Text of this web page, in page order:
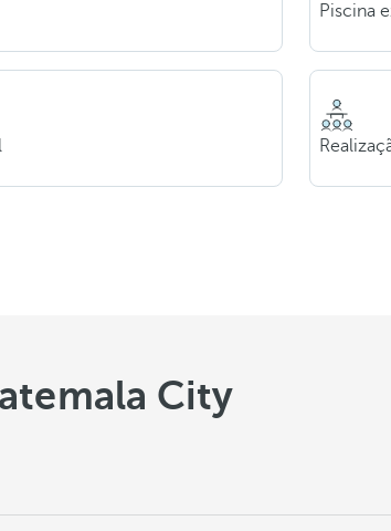
Piscina
City